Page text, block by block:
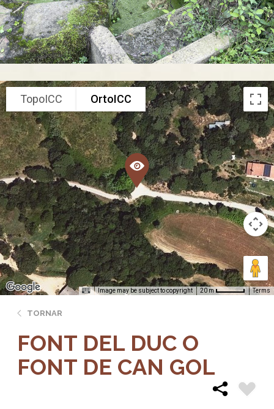
TopoICC OrtoICC
Image may be subject to copyright 20 m Terms
TORNAR
FONT DEL DUC O
FONT DE CAN GOL